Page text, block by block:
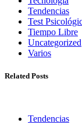
Tendencias
Test
Tiempo Libre
Uncategorized
Varios
Related Posts
Tendencias